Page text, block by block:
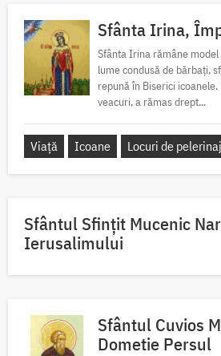
Sfânta Irina,
Sfânta Irina rămâne
lume condusă de bărbați,
repună în Biserici
veacuri, a rămas drept...
Viață Icoane Locuri de pelerinaj
Sfântul Sfinţit Mucenic
Ierusalimului
Sfântul Cuvios
Dometie Persul